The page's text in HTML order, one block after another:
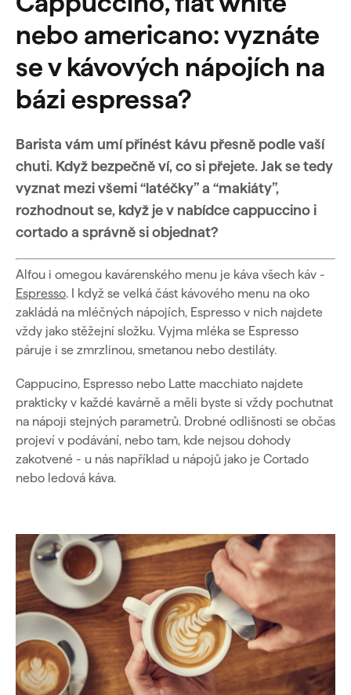
nebo americano: vyznáte
se v kávových nápojích na
bázi espressa?
Barista vám umí přinést kávu přesně podle vaší
chuti. Když bezpečně ví, co si přejete. Jak se tedy
vyznat mezi všemi “latéčky” a “makiáty”,
rozhodnout se, když je v nabídce cappuccino i
cortado a správně si objednat?
Alfou i omegou kavárenského menu je káva všech káv -
Espresso. I když se velká část kávového menu na oko
zakládá na mléčných nápojích, Espresso v nich najdete
vždy jako stěžejní složku. Vyjma mléka se Espresso
páruje i se zmrzlinou, smetanou nebo destiláty.
Cappucino, Espresso nebo Latte macchiato najdete
prakticky v každé kavárně a měli byste si vždy pochutnat
na nápoji stejných parametrů. Drobné odlišnosti se občas
projeví v podávání, nebo tam, kde nejsou dohody
zakotvené - u nás například u nápojů jako je Cortado
nebo ledová káva.